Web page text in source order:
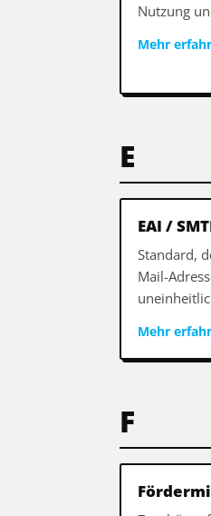
Nutzung
Mehr
E
EAI /
Standard,
Mail-
Mehr
F